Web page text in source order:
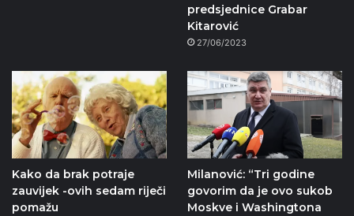
predsjednice Grabar
Kitarović
27/06/2023
Kako da brak potraje
zauvijek -ovih sedam riječi
pomažu
Milanović: “Tri godine
govorim da je ovo sukob
Moskve i Washingtona